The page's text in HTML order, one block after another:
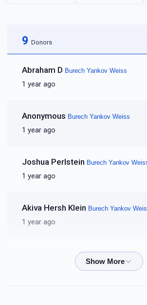
9 Donors
Abraham D Burech Yankov Weiss
1 year ago
Anonymous Burech Yankov Weiss
1 year ago
Joshua Perlstein Burech Yankov
1 year ago
Akiva Hersh Klein Burech Yankov
1 year ago
Chaim H BodekBurech Yankov Weiss
Burech Yankov